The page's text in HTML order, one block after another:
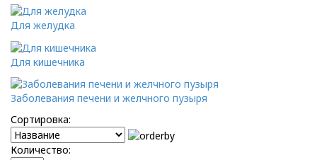
Для желудка
Для кишечника
Заболевания печени и желчного пузыря
Сортировка:
Количество: